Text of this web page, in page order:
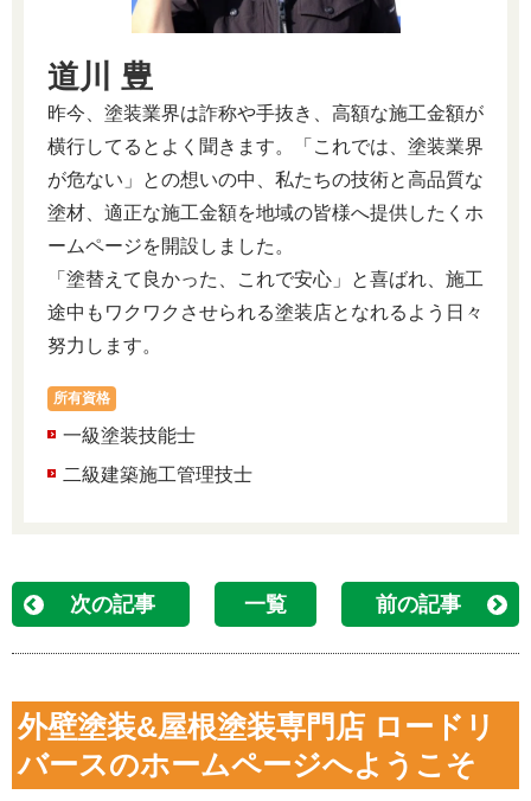
道川 豊
昨今、塗装業界は詐称や手抜き、高額な施工金額が
横行してるとよく聞きます。「これでは、塗装業界
が危ない」との想いの中、私たちの技術と高品質な
塗材、適正な施工金額を地域の皆様へ提供したくホ
ームページを開設しました。
「塗替えて良かった、これで安心」と喜ばれ、施工
途中もワクワクさせられる塗装店となれるよう日々
努力します。
所有資格
一級塗装技能士
二級建築施工管理技士
次の記事 一覧 前の記事
外壁塗装&屋根塗装専門店 ロードリ
バースのホームページへようこそ